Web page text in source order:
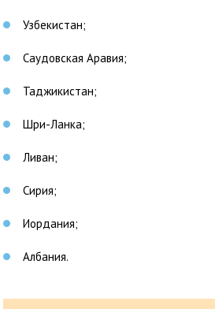
Узбекистан;
Саудовская Аравия;
Таджикистан;
Шри-Ланка;
Ливан;
Сирия;
Иордания;
Албания.